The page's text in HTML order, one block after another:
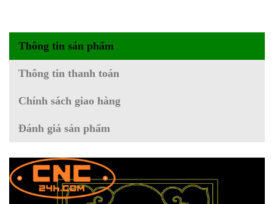
Thông tin sản phẩm
Thông tin thanh toán
Chính sách giao hàng
Đánh giá sản phẩm